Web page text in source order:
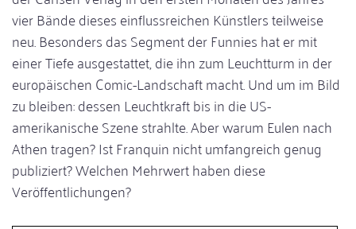
vier Bände dieses einflussreichen Künstlers teilweise
neu. Besonders das Segment der Funnies hat er mit
einer Tiefe ausgestattet, die ihn zum Leuchtturm in der
europäischen Comic-Landschaft macht. Und um im Bild
zu bleiben: dessen Leuchtkraft bis in die US-
amerikanische Szene strahlte. Aber warum Eulen nach
Athen tragen? Ist Franquin nicht umfangreich genug
publiziert? Welchen Mehrwert haben diese
Veröffentlichungen?